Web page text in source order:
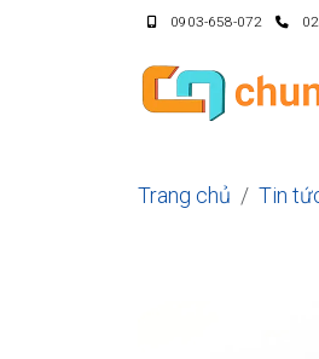
0903-658-072
Trang chủ Tin